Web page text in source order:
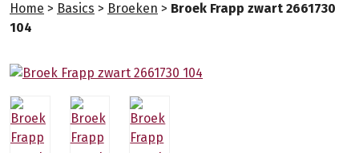
Home > Basics > Broeken > Broek Frapp zwart 2661730
104